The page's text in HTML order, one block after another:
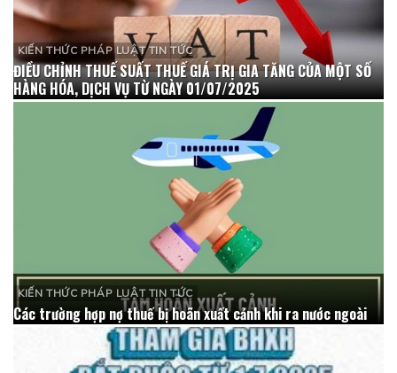
KIẾN THỨC PHÁP LUẬT TIN TỨC
ĐIỀU CHỈNH THUẾ SUẤT THUẾ GIÁ TRỊ GIA TĂNG CỦA MỘT SỐ
HÀNG HÓA, DỊCH VỤ TỪ NGÀY 01/07/2025
KIẾN THỨC PHÁP LUẬT TIN TỨC
Các trường hợp nợ thuế bị hoãn xuất cảnh khi ra nước ngoài